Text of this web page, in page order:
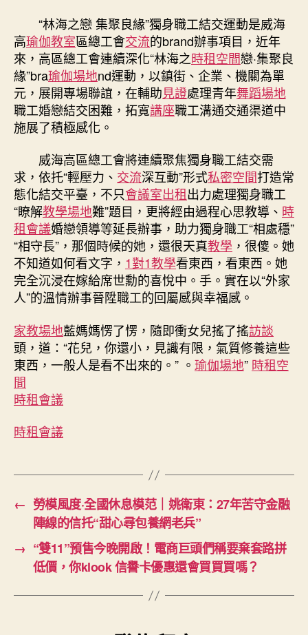
“林海之戀 集聚良緣”獨身職工結交運動是威海
高瑜伽教室區總工會交流的brand辦事項目，近年
來，高區總工會連續深化“林海之時租空間戀·集聚良
緣”bra瑜伽場地nd運動，以鎮街、企業、機關為單
元，展開專場聯誼，在輔助見證處理青年舞蹈場地
職工婚戀結交困難，拓寬講座職工溝通交通渠道中
施展了積極感化。
威海高區總工會將連續聚焦獨身職工結交需
求，依托“輕壓力、 交流深互動”形式私密空間打造常
態化結交平臺，不只會議室出租出力處理獨身職工
“瞭解教學場地難”題目，更將經由過程心思教導、 時
租會議婚戀領導等延長辦事，助力獨身職工“相處穩”
“相守長”，那個時候的她，還很天真教學 ，很傻。她
不知道如何看文字， 1對1教學看東西，看東西。她
完全沉浸在嫁給席世勳的喜悅中。手。實在以“外家
人”的溫情辦事晉陞職工的回屬感與幸福感。
家教場地藍媽媽愣了愣，隨即衝女兒搖了搖訪談
頭，道：“花兒，你還小，見識有限，氣質修養這些
東西，一般人是看不出來的。” 。 瑜伽場地” 時租空
間
時租會議
時租會議
← 勞模風度·全國休息模范｜姚衛東：27年苦守金融
陣線的信托“甜心尋包養網老兵”
→ “雙11”預售今晚開啟！電商巨頭們稱要棄套路拼
低價，你klook 信譽卡優惠還會買買買嗎？